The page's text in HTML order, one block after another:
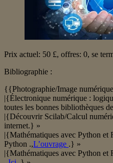
Prix ​​actuel: 50 £, offres: 0, se
Bibliographie :
{{Photographie/Image
|{Électronique numérique :
toutes les bonnes bibliothèques
|{Découvrir Scilab/Calcul
internet.} »
|{Mathématiques avec Python et
Python .,L’ouvrage .} »
|{Mathématiques avec Python